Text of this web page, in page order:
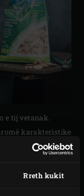
Rreth kukit
e tij vetanak.
karakteristike
origjinale
të, ose bëni të
njëjta vlen edhe